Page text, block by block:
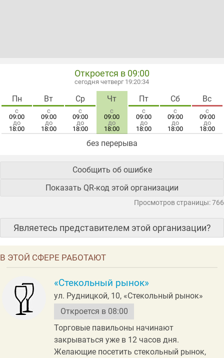
Откроется в 09:00
сегодня четверг 19:20:34
Пн
с
09:00
до
18:00
Вт
с
09:00
до
18:00
Ср
с
09:00
до
18:00
Чт
с
09:00
до
18:00
Пт
с
09:00
до
18:00
Сб
с
09:00
до
18:00
Вс
с
09:00
до
18:00
без перерыва
Сообщить об ошибке
Показать QR-код этой организации
Просмотров страницы: 766
Являетесь представителем этой организации?
В ЭТОЙ СФЕРЕ РАБОТАЮТ
«Стекольный рынок»
ул. Рудницкой, 10, «Стекольный рынок»
Откроется в 08:00
Торговые павильоны начинают
закрываться уже в 12 часов дня.
Желающие посетить стекольный рынок,